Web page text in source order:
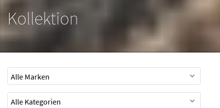
Kollektion